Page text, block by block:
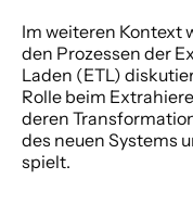
Im weiteren Kontext
den Prozessen der
Laden (ETL)
Rolle beim
deren
des neuen Systems
spielt.